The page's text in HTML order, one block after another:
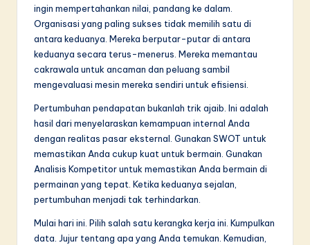
ingin mempertahankan nilai, pandang ke dalam.
Organisasi yang paling sukses tidak memilih satu di
antara keduanya. Mereka berputar-putar di antara
keduanya secara terus-menerus. Mereka memantau
cakrawala untuk ancaman dan peluang sambil
mengevaluasi mesin mereka sendiri untuk efisiensi.
Pertumbuhan pendapatan bukanlah trik ajaib. Ini adalah
hasil dari menyelaraskan kemampuan internal Anda
dengan realitas pasar eksternal. Gunakan SWOT untuk
memastikan Anda cukup kuat untuk bermain. Gunakan
Analisis Kompetitor untuk memastikan Anda bermain di
permainan yang tepat. Ketika keduanya sejalan,
pertumbuhan menjadi tak terhindarkan.
Mulai hari ini. Pilih salah satu kerangka kerja ini. Kumpulkan
data. Jujur tentang apa yang Anda temukan. Kemudian,